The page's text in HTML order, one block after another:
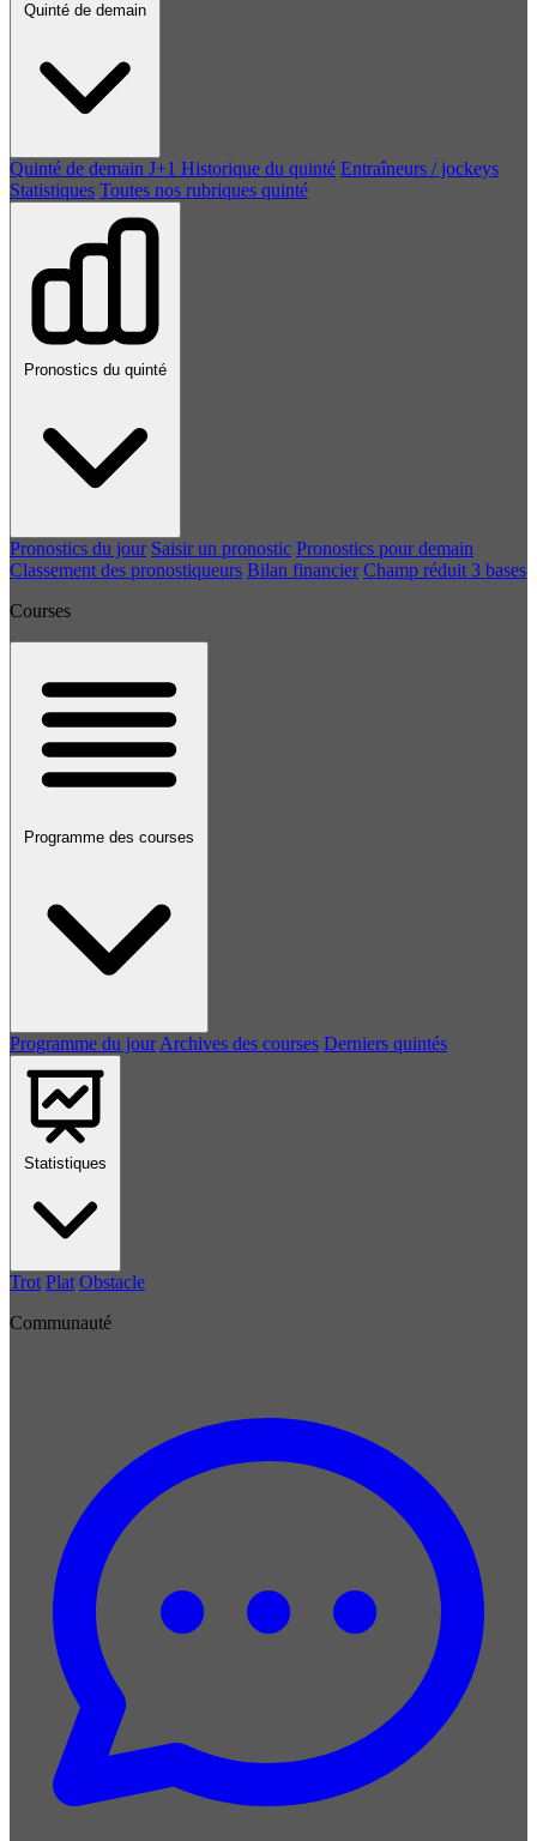
Quinté de demain
Quinté de demain J+1 Historique du quinté Entraîneurs / jockeys
Statistiques Toutes nos rubriques quinté
Pronostics du quinté
Pronostics du jour Saisir un pronostic Pronostics pour demain
Classement des pronostiqueurs Bilan financier Champ réduit 3 bases
Courses
Programme des courses
Programme du jour Archives des courses Derniers quintés
Statistiques
Trot Plat Obstacle
Communauté